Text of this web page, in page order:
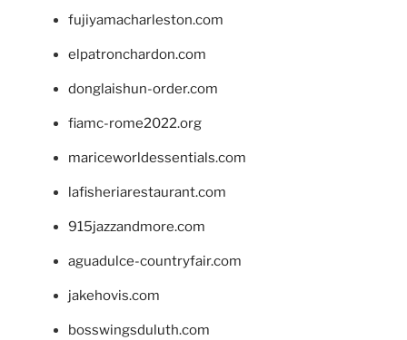
fujiyamacharleston.com
elpatronchardon.com
donglaishun-order.com
fiamc-rome2022.org
mariceworldessentials.com
lafisheriarestaurant.com
915jazzandmore.com
aguadulce-countryfair.com
jakehovis.com
bosswingsduluth.com